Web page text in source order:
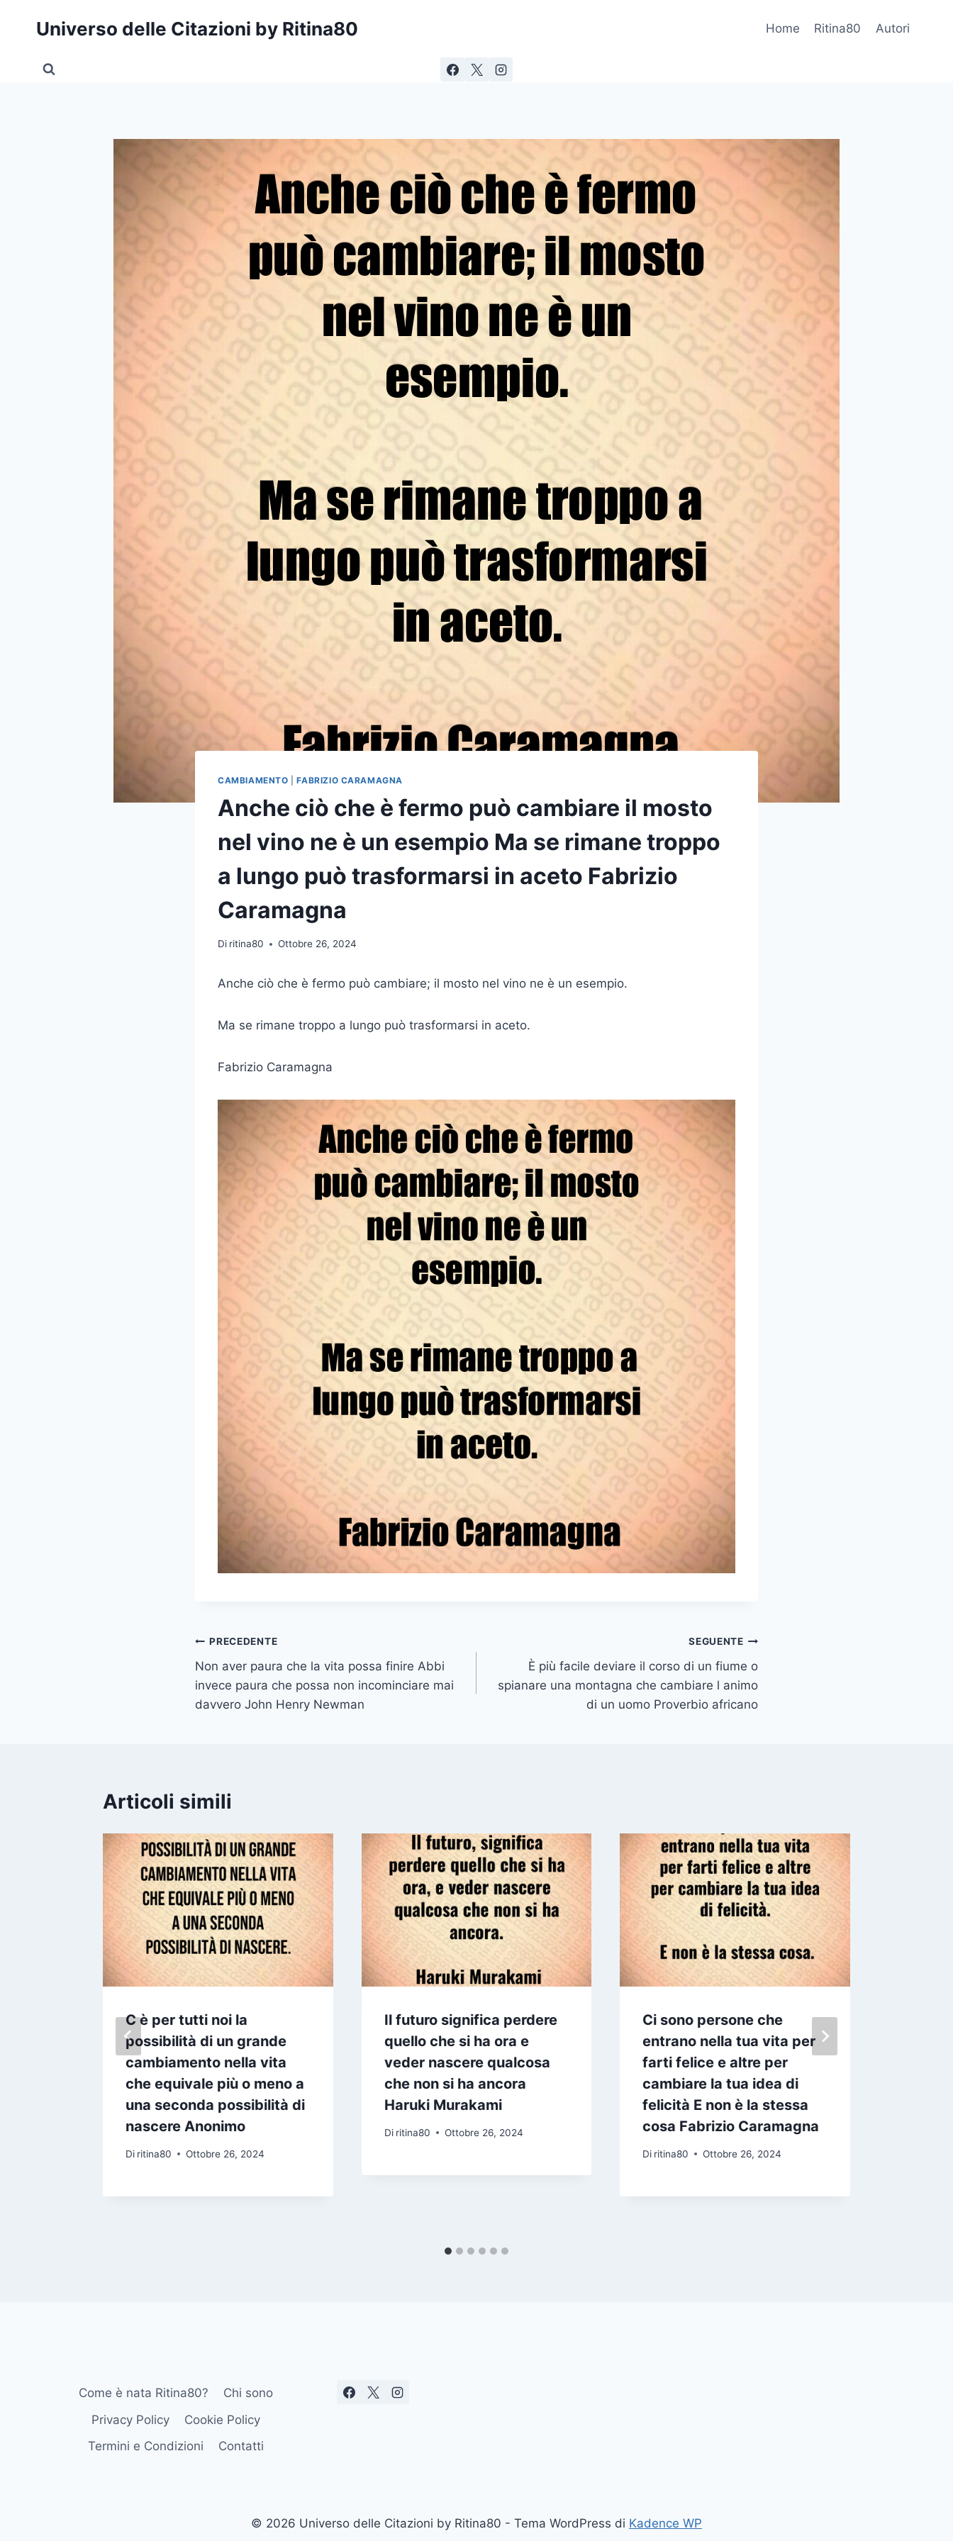
Universo delle Citazioni by Ritina80 Home Ritina80 Autori
CAMBIAMENTO |FABRIZIO CARAMAGNA
Anche ciò che è fermo può cambiare il mosto
nel vino ne è un esempio Ma se rimane troppo
a lungo può trasformarsi in aceto Fabrizio
Caramagna
Di ritina80 Ottobre 26, 2024
Anche ciò che è fermo può cambiare; il mosto nel vino ne è un esempio.
Ma se rimane troppo a lungo può trasformarsi in aceto.
Fabrizio Caramagna
Navigazione
articoli
PRECEDENTE
Non aver paura che la vita possa finire Abbi
invece paura che possa non incominciare mai
davvero John Henry Newman
SEGUENTE
È più facile deviare il corso di un fiume o
spianare una montagna che cambiare l animo
di un uomo Proverbio africano
Articoli simili
C è per tutti noi la
possibilità di un grande
cambiamento nella vita
che equivale più o meno a
una seconda possibilità di
nascere Anonimo
Di ritina80 Ottobre 26, 2024
Il futuro significa perdere
quello che si ha ora e
veder nascere qualcosa
che non si ha ancora
Haruki Murakami
Di ritina80 Ottobre 26, 2024
Ci sono persone che
entrano nella tua vita per
farti felice e altre per
cambiare la tua idea di
felicità E non è la stessa
cosa Fabrizio Caramagna
Di ritina80 Ottobre 26, 2024
Come è nata Ritina80?
Chi sono
Privacy Policy
Cookie Policy
Termini e Condizioni
Contatti
© 2026 Universo delle Citazioni by Ritina80 - Tema WordPress di Kadence WP